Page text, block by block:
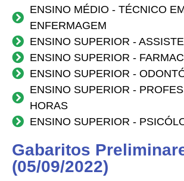
ENSINO MÉDIO - TÉCNICO
ENFERMAGEM
ENSINO SUPERIOR -
ENSINO SUPERIOR -
ENSINO SUPERIOR -
ENSINO SUPERIOR -
HORAS
ENSINO SUPERIOR -
Gabaritos
(05/09/2022)